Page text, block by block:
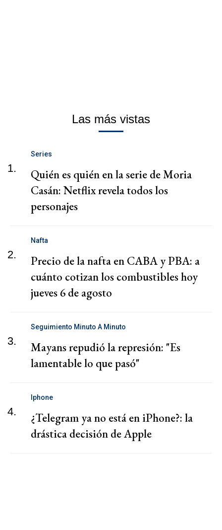
Las más vistas
1.
Series
Quién es quién en la serie de Moria
Casán: Netflix revela todos los
personajes
2.
Nafta
Precio de la nafta en CABA y PBA: a
cuánto cotizan los combustibles hoy
jueves 6 de agosto
3.
Seguimiento Minuto A Minuto
Mayans repudió la represión: "Es
lamentable lo que pasó"
4.
Iphone
¿Telegram ya no está en iPhone?: la
drástica decisión de Apple